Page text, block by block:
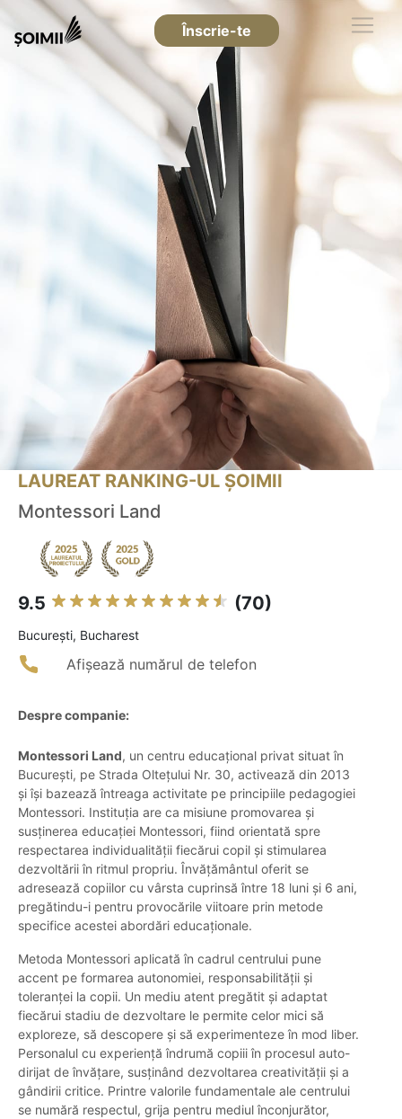
Înscrie-te
LAUREAT RANKING-UL ȘOIMII
Montessori Land
9.5 (70)
Bucureşti, Bucharest
Afișează numărul de telefon
Despre companie:
Montessori Land, un centru educațional privat situat în
București, pe Strada Oltețului Nr. 30, activează din 2013
și își bazează întreaga activitate pe principiile pedagogiei
Montessori. Instituția are ca misiune promovarea și
susținerea educației Montessori, fiind orientată spre
respectarea individualității fiecărui copil și stimularea
dezvoltării în ritmul propriu. Învățământul oferit se
adresează copiilor cu vârsta cuprinsă între 18 luni și 6 ani,
pregătindu-i pentru provocările viitoare prin metode
specifice acestei abordări educaționale.
Metoda Montessori aplicată în cadrul centrului pune
accent pe formarea autonomiei, responsabilității și
toleranței la copii. Un mediu atent pregătit și adaptat
fiecărui stadiu de dezvoltare le permite celor mici să
exploreze, să descopere și să experimenteze în mod liber.
Personalul cu experiență îndrumă copiii în procesul auto-
dirijat de învățare, susținând dezvoltarea creativității și a
gândirii critice. Printre valorile fundamentale ale centrului
se numără respectul, grija pentru mediul înconjurător,